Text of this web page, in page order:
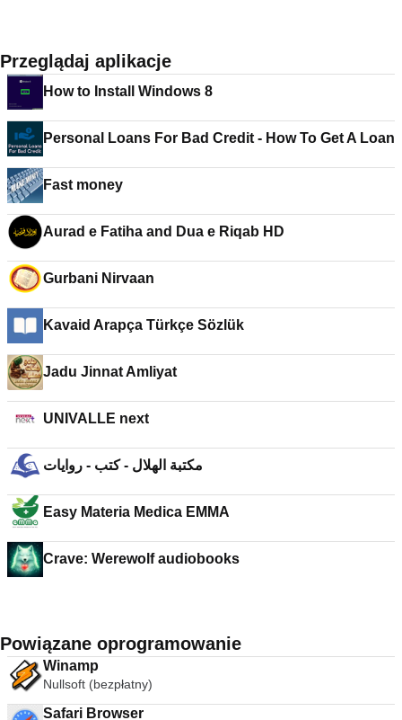
Przeglądaj aplikacje
How to Install Windows 8
Personal Loans For Bad Credit - How To Get A Loan
Fast money
Aurad e Fatiha and Dua e Riqab HD
Gurbani Nirvaan
Kavaid Arapça Türkçe Sözlük
Jadu Jinnat Amliyat
UNIVALLE next
مكتبة الهلال - كتب - روايات
Easy Materia Medica EMMA
Crave: Werewolf audiobooks
Powiązane oprogramowanie
Winamp
Nullsoft (bezpłatny)
Safari Browser